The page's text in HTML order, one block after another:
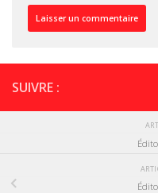
SUIVRE :